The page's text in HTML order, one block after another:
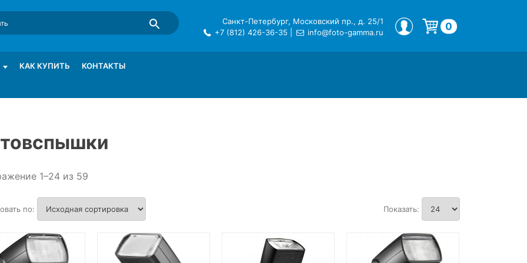
в СПб
Санкт-Петербург, Московский пр., д. 25/1
+7 (812) 426-36-35
info@foto-gamma.ru
МОЙ ПРОФИЛЬ 0
КАК КУПИТЬ КОНТАКТЫ
1–24 из 59